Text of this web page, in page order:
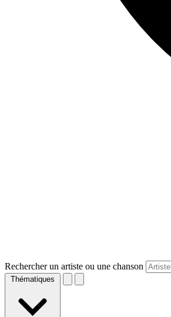
Rechercher un artiste ou une chanson
Thématiques